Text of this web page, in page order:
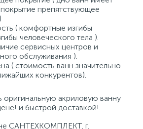
препятствующее
( комфортные изгибы
человеческого тела ).
сервисных центров и
обслуживания ).
( стоимость ванн значительно
конкурентов).
оригинальную акриловую ванну
и быстрой доставкой!.
САНТЕХКОМПЛЕКТ, г.